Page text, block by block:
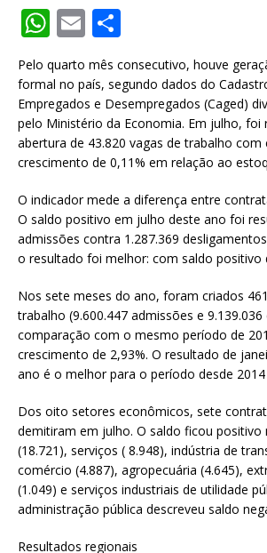
W
at
s
A
p
p
E
m
ai
l
ar
e
Pelo quarto mês consecutivo, houve
formal no país, segundo dados do
Empregados e Desempregados (Caged)
pelo Ministério da Economia. Em julho, foi
abertura de 43.820 vagas de trabalho com
crescimento de 0,11% em relação ao
O indicador mede a diferença entre
O saldo positivo em julho deste ano foi
admissões contra 1.287.369
o resultado foi melhor: com saldo positivo
Nos sete meses do ano, foram criados
trabalho (9.600.447 admissões e
comparação com o mesmo período de
crescimento de 2,93%. O resultado de
ano é o melhor para o período desde 2014
Dos oito setores econômicos, sete
demitiram em julho. O saldo ficou positivo
(18.721), serviços ( 8.948), indústria de
comércio (4.887), agropecuária (4.645),
(1.049) e serviços industriais de utilidade
administração pública descreveu saldo
Resultados regionais